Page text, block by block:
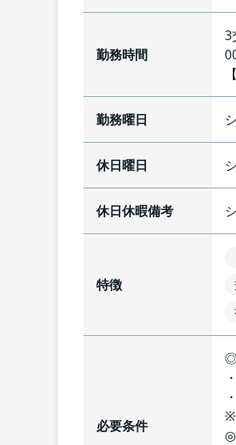
勤務時間
3
勤務曜日
休日曜日
休日休暇備考
特徴
必要条件
◎
◎